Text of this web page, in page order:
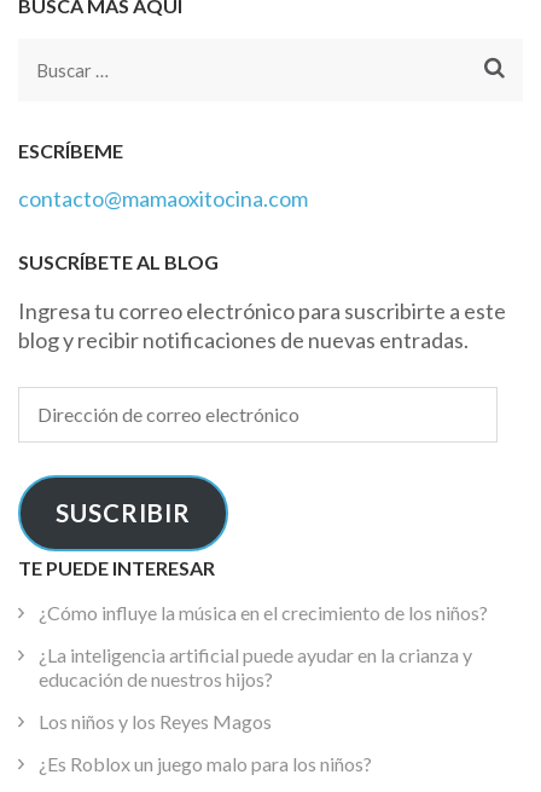
BUSCA MÁS AQUÍ
Buscar:
ESCRÍBEME
contacto@mamaoxitocina.com
SUSCRÍBETE AL BLOG
Ingresa tu correo electrónico para suscribirte a este
blog y recibir notificaciones de nuevas entradas.
de
electrónico
SUSCRIBIR
TE PUEDE INTERESAR
¿Cómo influye la música en el crecimiento de los niños?
¿La inteligencia artificial puede ayudar en la crianza y
educación de nuestros hijos?
Los niños y los Reyes Magos
¿Es Roblox un juego malo para los niños?